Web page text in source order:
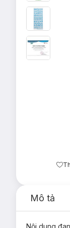
Mô tả
Nội dung